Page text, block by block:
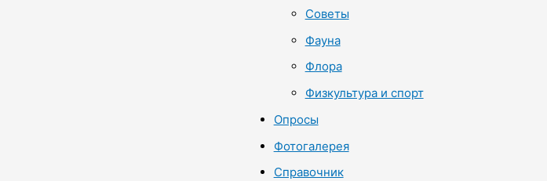
Советы
Фауна
Флора
Физкультура и спорт
Опросы
Фотогалерея
Справочник